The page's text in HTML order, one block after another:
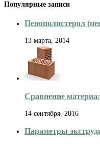
Популярные записи
Пенополистерол
13 марта, 2014
Сравнение
14 сентября, 2016
Параметры